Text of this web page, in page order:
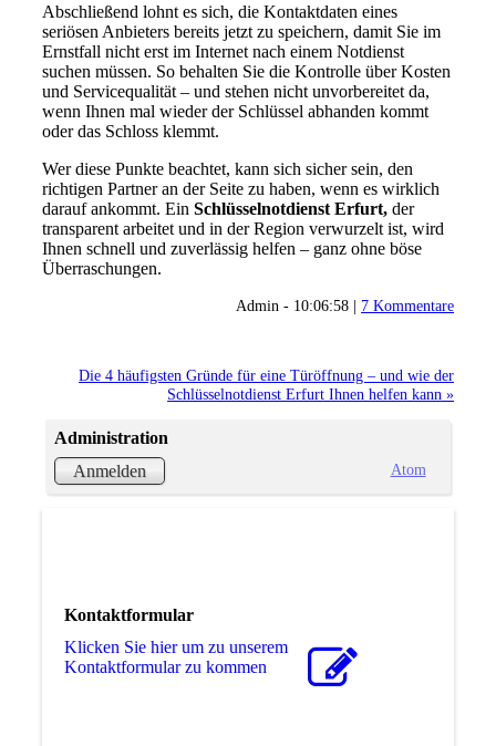
Abschließend lohnt es sich, die Kontaktdaten eines
seriösen Anbieters bereits jetzt zu speichern, damit Sie im
Ernstfall nicht erst im Internet nach einem Notdienst
suchen müssen. So behalten Sie die Kontrolle über Kosten
und Servicequalität – und stehen nicht unvorbereitet da,
wenn Ihnen mal wieder der Schlüssel abhanden kommt
oder das Schloss klemmt.
Wer diese Punkte beachtet, kann sich sicher sein, den
richtigen Partner an der Seite zu haben, wenn es wirklich
darauf ankommt. Ein Schlüsselnotdienst Erfurt,der
transparent arbeitet und in der Region verwurzelt ist, wird
Ihnen schnell und zuverlässig helfen – ganz ohne böse
Überraschungen.
Admin - 10:06:58 | 7 Kommentare
Die 4 häufigsten Gründe für eine Türöffnung – und wie der
Schlüsselnotdienst Erfurt Ihnen helfen kann »
Administration
Anmelden
Atom
Kontaktformular
Klicken Sie hier um zu unserem
Kon­takt­for­mu­lar zu kommen